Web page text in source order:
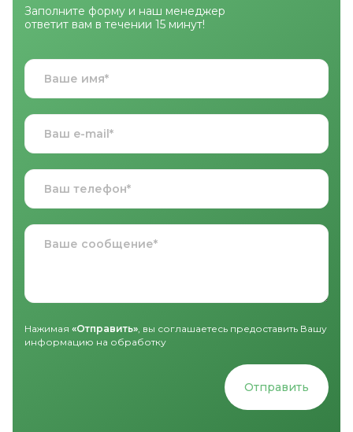
Заполните форму и наш менеджер
ответит вам в течении 15 минут!
Нажимая «Отправить» , вы соглашаетесь предоставить Вашу
информацию на обработку
Отправить